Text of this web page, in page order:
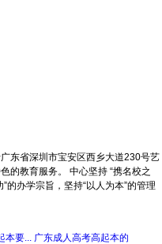
东省深圳市宝安区西乡大道230号艺
的教育服务。 中心坚持 “携名校之
的办学宗旨，坚持“以人为本”的管理
本要... 广东成人高考高起本的